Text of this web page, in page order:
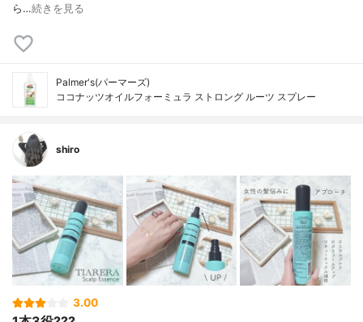
ら…続きを見る
Palmer's(パーマーズ)
ココナッツオイルフォーミュラ ストロング ルーツ スプレー
shiro
3.00